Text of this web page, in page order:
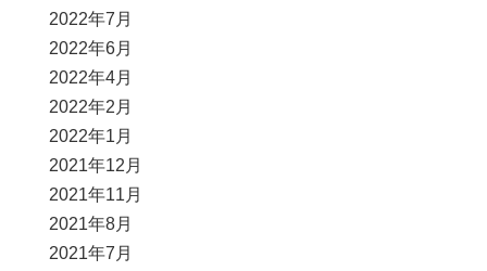
2022年7月
2022年6月
2022年4月
2022年2月
2022年1月
2021年12月
2021年11月
2021年8月
2021年7月